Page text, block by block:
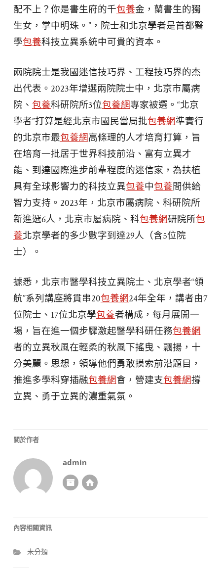
配不上？你是書生府的千包養金，蘭書生的獨
生女，掌中明珠。”，院士和北京學者是首都醫
學包養科技立異系統中可貴的資本。
兩院院士是我國迷信技巧界、工程技巧界的杰
出代表。2023年增選兩院院士中，北京市屬病
院、 包養科研院所3位包養網專家被選。“北京
學者”打算是經北京市國民當局批包養網準實行
的北京市最包養網高條理的人才培育打算，旨
在培育一批居于世界科技前沿、富有立異才
能、到達國際進步前輩程度的迷信家，為扶植
具有全球影響力的科技立異包養中包養間供給
智力支持。2023年，北京市屬病院、科研院所
新進選6人，北京市屬病院、科包養網研院所包
養北京學者的多少數字到達29人（含5位院
士）。
據悉，北京市醫學科技立異院士、北京學者“領
航”系列講座將貫串20包養網24年全年，講者由7
位院士、17位北京學包養者構成，每月展開一
場，旨在進一個步驟激起醫學科研任務包養網
者的立異秋風在輕柔的秋風下搖曳、飄揚，十
分美麗。思想，領導他們勇敢摸索前沿題目，
推進多學科穿插融包養網會，營建支包養網撐
立異、勇于立異的濃重氣氛。
關於作者
admin
內容相關資訊
未分類